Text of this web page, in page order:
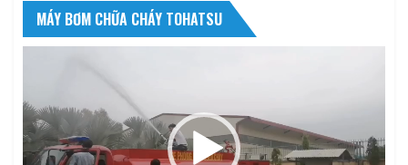
MÁY BƠM CHỮA CHÁY TOHATSU
Video